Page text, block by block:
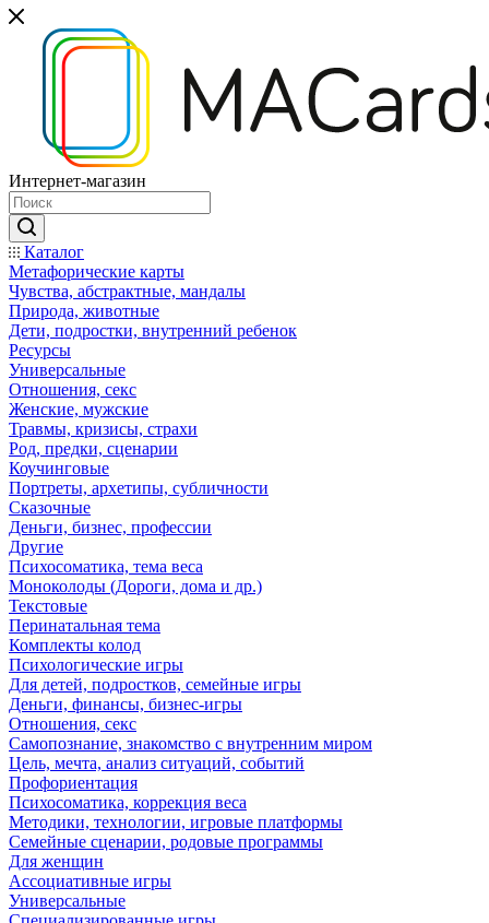
Интернет-магазин
Каталог
Mетафорические карты
Чувства, абстрактные, мандалы
Природа, животные
Дети, подростки, внутренний ребенок
Ресурсы
Универсальные
Отношения, секс
Женские, мужские
Травмы, кризисы, страхи
Род, предки, сценарии
Коучинговые
Портреты, архетипы, субличности
Сказочные
Деньги, бизнес, профессии
Другие
Психосоматика, тема веса
Моноколоды (Дороги, дома и др.)
Текстовые
Перинатальная тема
Комплекты колод
Психологические игры
Для детей, подростков, семейные игры
Деньги, финансы, бизнес-игры
Отношения, секс
Самопознание, знакомство с внутренним миром
Цель, мечта, анализ ситуаций, событий
Профориентация
Психосоматика, коррекция веса
Методики, технологии, игровые платформы
Семейные сценарии, родовые программы
Для женщин
Ассоциативные игры
Универсальные